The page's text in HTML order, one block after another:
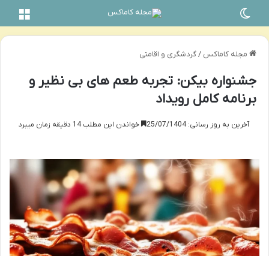
مجله کاماکس /گردشگری و اقامتی
جشنواره بیکن: تجربه طعم های بی نظیر و
برنامه کامل رویداد
آخرین به روز رسانی: 25/07/1404 خواندن این مطلب 14 دقیقه زمان میبرد